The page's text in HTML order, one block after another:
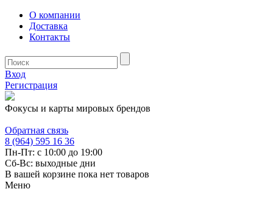
О компании
Доставка
Контакты
Вход
Регистрация
Фокусы и карты мировых брендов
Обратная связь
8 (964) 595 16 36
Пн-Пт: с 10:00 до 19:00
Сб-Вс: выходные дни
В вашей корзине пока нет товаров
Меню